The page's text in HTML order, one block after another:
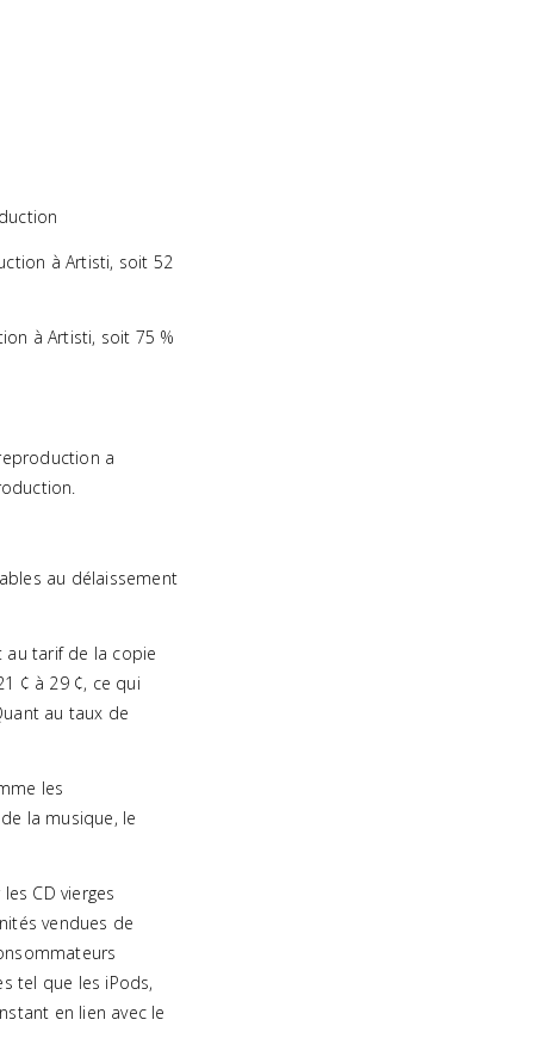
à Artisti, soit 52
à Artisti, soit 75 %
a
au délaissement
au tarif de la copie
¢ à 29 ¢, ce qui
au taux de
les
la musique, le
CD vierges
vendues de
tel que les iPods,
en lien avec le